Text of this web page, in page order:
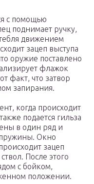
с помощью
поднимает ручку,
движением
зацеп выступа
оружие поставлено
флажок
факт, что затвор
запирания.
когда происходит
подается гильза
в один ряд и
Окно
зацеп
После этого
с бойком,
положении.